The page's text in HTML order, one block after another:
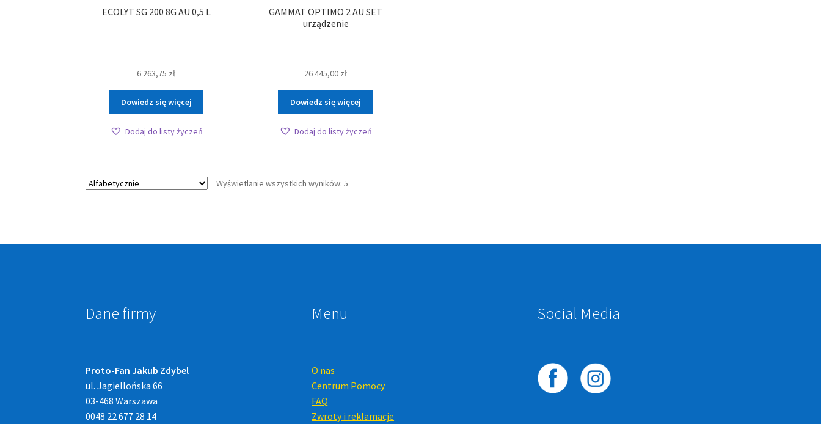
ECOLYT SG 200 8G AU 0,5 L
6 263,75 zł
Dowiedz się więcej
Dodaj do listy życzeń
GAMMAT OPTIMO 2 AU SET
urządzenie
26 445,00 zł
Dowiedz się więcej
Dodaj do listy życzeń
Wyświetlanie wszystkich wyników: 5
Dane firmy
Proto-Fan Jakub Zdybel
ul. Jagiellońska 66
03-468 Warszawa
0048 22 677 28 14
Menu
O nas
Centrum Pomocy
FAQ
Zwroty i reklamacje
Social Media